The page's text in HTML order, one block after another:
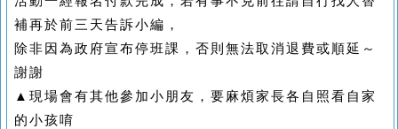
補再於前三天告訴小編，
除非因為政府宣布停班課，否則無法取消退費或順延～
謝謝
▲現場會有其他參加小朋友，要麻煩家長各自照看自家
的小孩唷